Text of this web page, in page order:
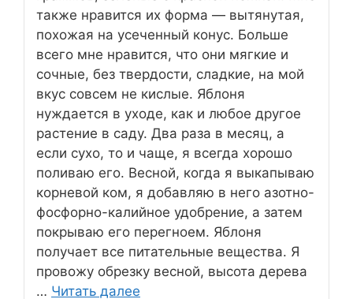
также нравится их форма — вытянутая,
похожая на усеченный конус. Больше
всего мне нравится, что они мягкие и
сочные, без твердости, сладкие, на мой
вкус совсем не кислые. Яблоня
нуждается в уходе, как и любое другое
растение в саду. Два раза в месяц, а
если сухо, то и чаще, я всегда хорошо
поливаю его. Весной, когда я выкапываю
корневой ком, я добавляю в него азотно-
фосфорно-калийное удобрение, а затем
покрываю его перегноем. Яблоня
получает все питательные вещества. Я
провожу обрезку весной, высота дерева
… Читать далее